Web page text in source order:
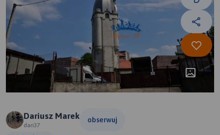
Dariusz Marek
dari37
obserwuj